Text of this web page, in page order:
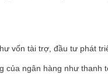
vốn tài trợ, đầu tư phát
ngân hàng như thanh